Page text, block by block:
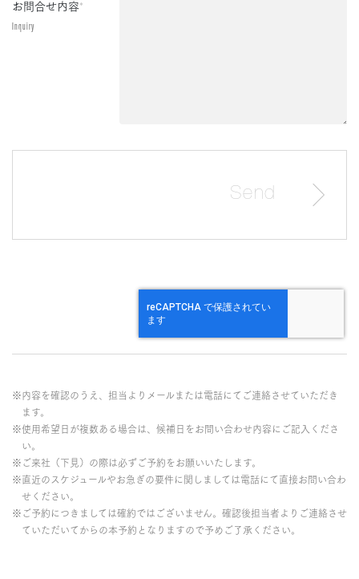
お問合せ内容*
Inquiry
※内容を確認のうえ、担当よりメールまたは電話にてご連絡させていただき
ます。
※使用希望日が複数ある場合は、候補日をお問い合わせ内容にご記入くださ
い。
※ご来社（下見）の際は必ずご予約をお願いいたします。
※直近のスケジュールやお急ぎの要件に関しましては電話にて直接お問い合わ
せください。
※ご予約につきましては確約ではございません。確認後担当者よりご連絡させ
ていただいてからの本予約となりますので予めご了承ください。